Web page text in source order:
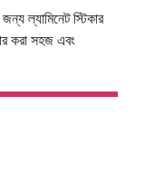
জন্য ল্যামিনেট স্টিকার
করা সহজ এবং